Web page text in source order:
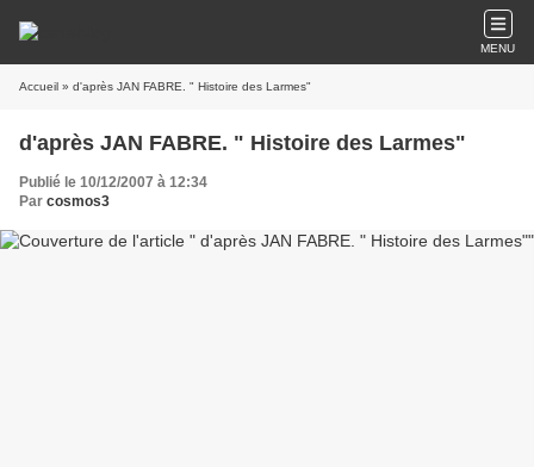
MENU
Accueil » d'après JAN FABRE. " Histoire des Larmes"
d'après JAN FABRE. " Histoire des Larmes"
Publié le 10/12/2007 à 12:34
Par cosmos3